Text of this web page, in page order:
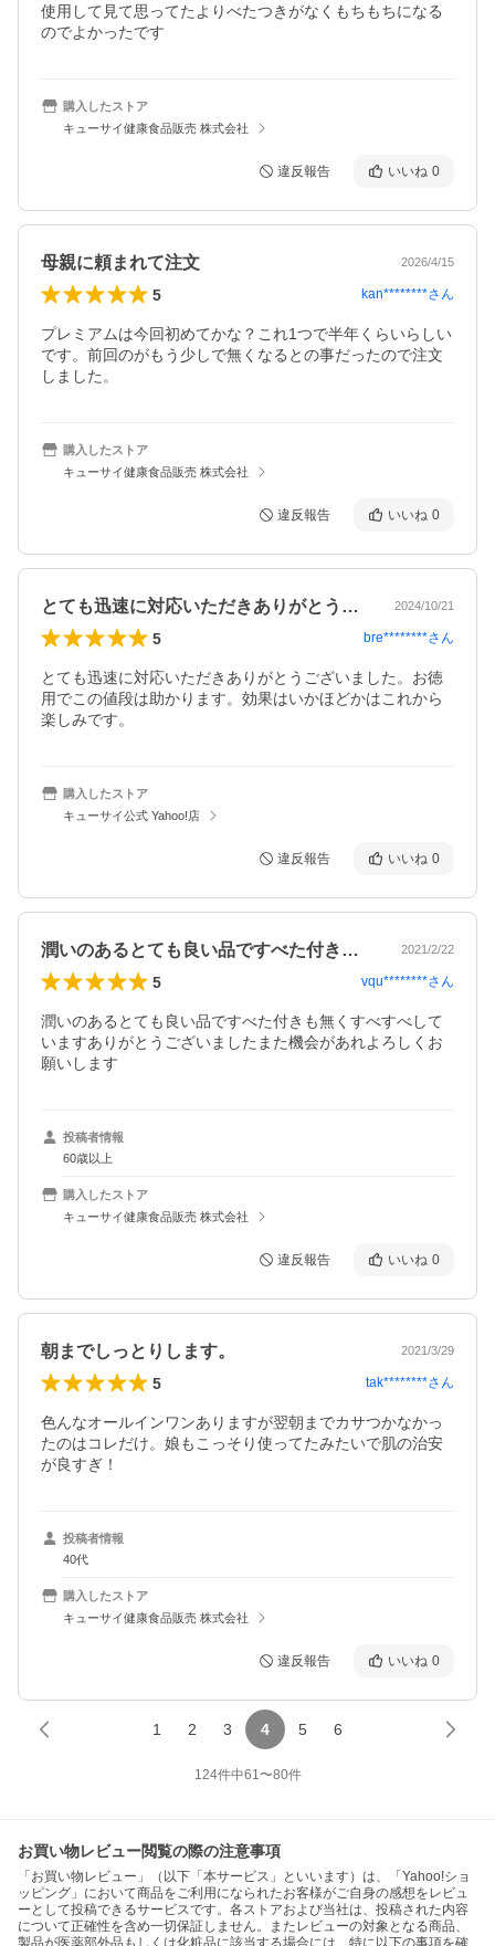
使用して見て思ってたよりべたつきがなくもちもちになる
のでよかったです
購入したストア
キューサイ健康食品販売 株式会社
違反報告 いいね 0
母親に頼まれて注文 2026/4/15
5 kan********さん
プレミアムは今回初めてかな？これ1つで半年くらいらしい
です。前回のがもう少しで無くなるとの事だったので注文
しました。
購入したストア
キューサイ健康食品販売 株式会社
違反報告 いいね 0
とても迅速に対応いただきありがとうござ… 2024/10/21
5 bre********さん
とても迅速に対応いただきありがとうございました。お徳
用でこの値段は助かります。効果はいかほどかはこれから
楽しみです。
購入したストア
キューサイ公式 Yahoo!店
違反報告 いいね 0
潤いのあるとても良い品ですべた付きも無… 2021/2/22
5 vqu********さん
潤いのあるとても良い品ですべた付きも無くすべすべして
いますありがとうございましたまた機会があれよろしくお
願いします
投稿者情報
60歳以上
購入したストア
キューサイ健康食品販売 株式会社
違反報告 いいね 0
朝までしっとりします。 2021/3/29
5 tak********さん
色んなオールインワンありますが翌朝までカサつかなかっ
たのはコレだけ。娘もこっそり使ってたみたいで肌の治安
が良すぎ！
投稿者情報
40代
購入したストア
キューサイ健康食品販売 株式会社
違反報告 いいね 0
1 2 3 4 5 6
124件中61〜80件
お買い物レビュー閲覧の際の注意事項
「お買い物レビュー」（以下「本サービス」といいます）は、「Yahoo!ショ
ッピング」において商品をご利用になられたお客様がご自身の感想をレビュ
ーとして投稿できるサービスです。各ストアおよび当社は、投稿された内容
について正確性を含め一切保証しません。またレビューの対象となる商品、
製品が医薬部外品もしくは化粧品に該当する場合には、特に以下の事項を確